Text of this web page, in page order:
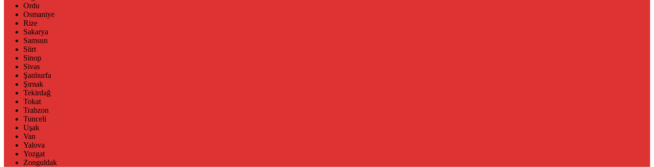
Ordu
Osmaniye
Rize
Sakarya
Samsun
Siirt
Sinop
Sivas
Şanlıurfa
Şırnak
Tekirdağ
Tokat
Trabzon
Tunceli
Uşak
Van
Yalova
Yozgat
Zonguldak